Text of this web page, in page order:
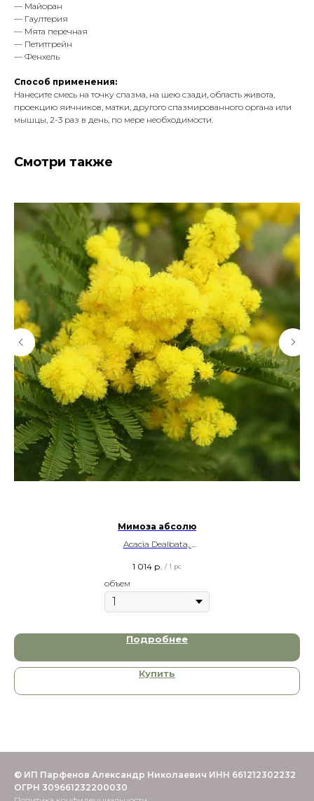
— Майоран
— Гаултерия
— Мята перечная
— Петитгрейн
— Фенхель
Способ применения:
Нанесите смесь на точку спазма, на шею сзади, область живота,
проекцию яичников, матки, другого спазмированного органа или
мышцы, 2-3 раз в день, по мере необходимости.
Смотри также
Мимоза абсолю
Acacia Dealbata,
1 014 р. / 1 pc
объем
Подробнее
Купить
© ИП Парфенов Александр Николаевич ИНН 661212302232
ОГРН 309661232200030